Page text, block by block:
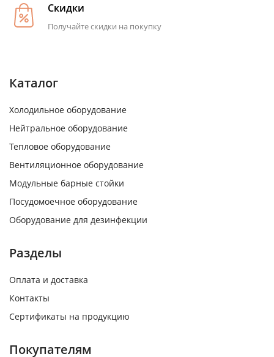
Скидки
Получайте скидки на покупку
Каталог
Холодильное оборудование
Нейтральное оборудование
Тепловое оборудование
Вентиляционное оборудование
Модульные барные стойки
Посудомоечное оборудование
Оборудование для дезинфекции
Разделы
Оплата и доставка
Контакты
Сертификаты на продукцию
Покупателям